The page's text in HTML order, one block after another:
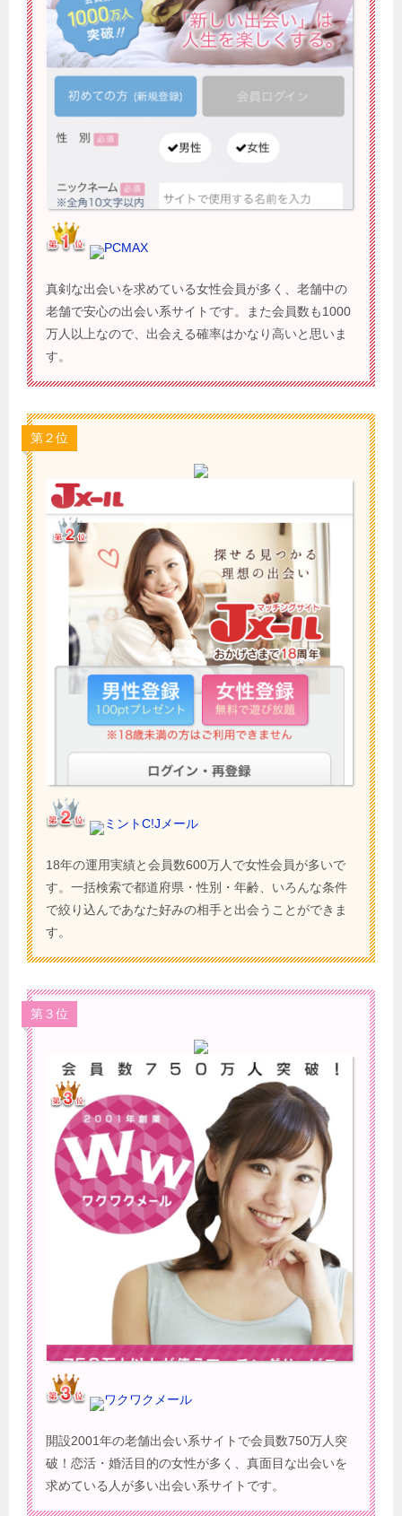
PCMAX
真剣な出会いを求めている女性会員が多く、老舗中の
老舗で安心の出会い系サイトです。また会員数も1000
万人以上なので、出会える確率はかなり高いと思いま
す。
第２位
ミントC!Jメール
18年の運用実績と会員数600万人で女性会員が多いで
す。一括検索で都道府県・性別・年齢、いろんな条件
で絞り込んであなた好みの相手と出会うことができま
す。
第３位
ワクワクメール
開設2001年の老舗出会い系サイトで会員数750万人突
破！恋活・婚活目的の女性が多く、真面目な出会いを
求めている人が多い出会い系サイトです。